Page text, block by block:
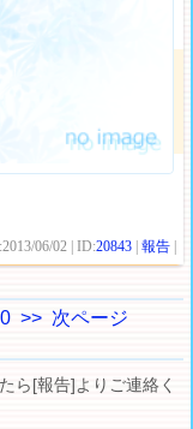
06/02 | ID:20843 |報告
>> 次ページ
ら[報告]よりご連絡く